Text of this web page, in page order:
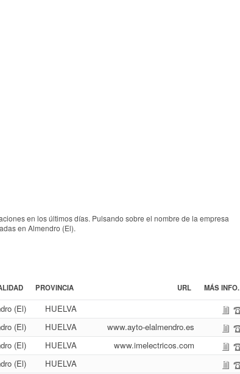
en los últimos días. Pulsando sobre el nombre de la empresa
en Almendro (El).
PROVINCIA URL MÁS INFO.
(El)
HUELVA
(El) HUELVA
www.ayto-elalmendro.es
(El) HUELVA
www.imelectricos.com
(El)
HUELVA